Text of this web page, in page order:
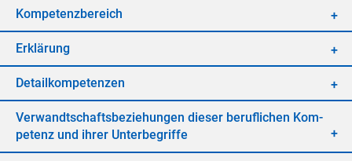
Kom­pe­tenz­be­reich
Er­klä­rung
De­tail­kom­pe­ten­zen
Ver­wandt­schafts­be­zie­hun­gen die­ser be­ruf­li­chen Kom­
pe­tenz und ih­rer Un­ter­be­grif­fe